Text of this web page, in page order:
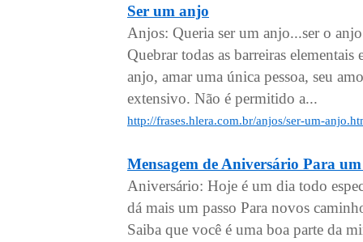
Ser um anjo
Anjos: Queria ser um anjo...ser o
Quebrar todas as barreiras
anjo, amar uma única pessoa, seu
extensivo. Não é permitido a...
http://frases.hlera.com.br/anjos/ser-um-
Mensagem de Aniversário Para
Aniversário: Hoje é um dia todo
dá mais um passo Para novos
Saiba que você é uma boa parte da